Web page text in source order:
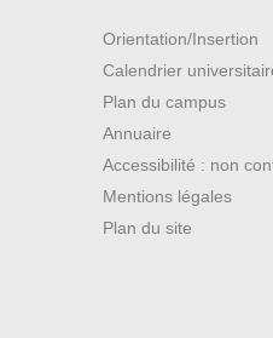
Orientation/Insertion
Calendrier
Plan du campus
Annuaire
Accessibilité : non
Mentions légales
Plan du site